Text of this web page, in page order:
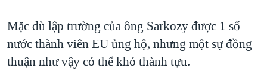
Mặc dù lập trường của ông Sarkozy được 1 số
nước thành viên EU ủng hộ, nhưng một sự đồng
thuận như vậy có thể khó thành tựu.